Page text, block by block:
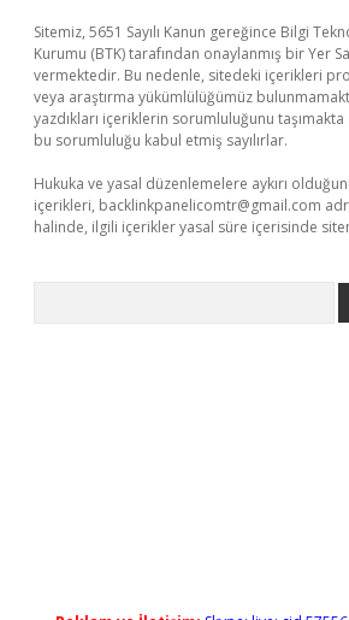
Sitemiz, 5651 Sayılı Kanun gereğince Bilgi
Kurumu (BTK) tarafından onaylanmış bir Yer
vermektedir. Bu nedenle, sitedeki içerikleri
veya araştırma yükümlülüğümüz
yazdıkları içeriklerin sorumluluğunu
bu sorumluluğu kabul etmiş sayılırlar.
Hukuka ve yasal düzenlemelere aykırı
içerikleri, backlinkpanelicomtr@gmail.com
halinde, ilgili içerikler yasal süre içerisinde